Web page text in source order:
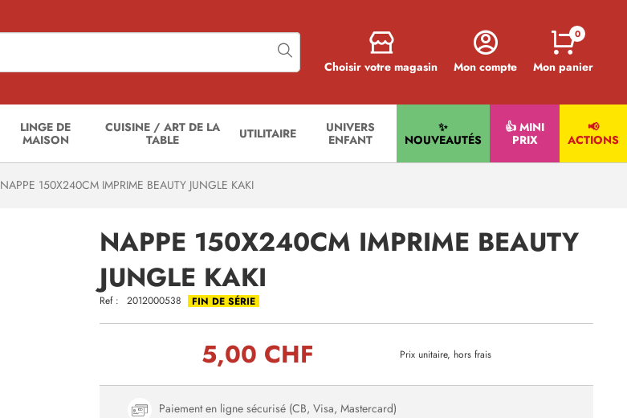
Choisir votre magasin Mon compte Mon panier
0
LINGE DE
MAISON
CUISINE / ART DE LA
TABLE
UTILITAIRE
UNIVERS
ENFANT
✨
NOUVEAUTÉS
👍 MINI
PRIX
📢
ACTIONS
NAPPE 150X240CM IMPRIME BEAUTY JUNGLE KAKI
NAPPE 150X240CM IMPRIME BEAUTY
JUNGLE KAKI
Ref : 2012000538 FIN DE SÉRIE
5,00 CHF Prix unitaire, hors frais
Paiement en ligne sécurisé (CB, Visa, Mastercard)